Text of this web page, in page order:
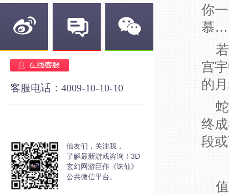
客服电话：4009-10-10-10
仙友们，关注我，
了解最新游戏咨询！3D
玄幻网游巨作《诛仙》
公共微信平台。
你
慕
若
宫
的
蛇
终
段
值